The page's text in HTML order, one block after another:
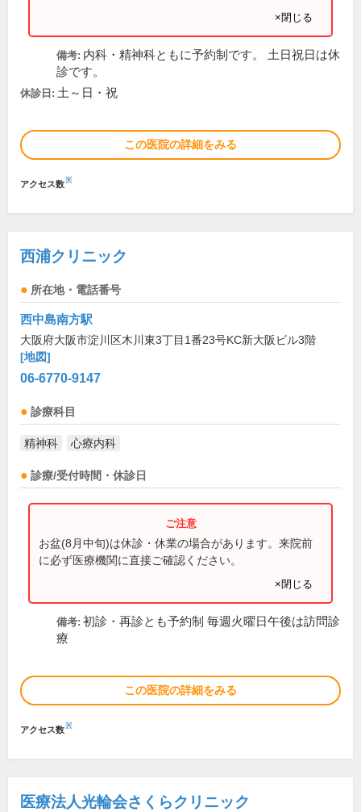
×閉じる
備考: 内科・精神科ともに予約制です。 土日祝日は休
診です。
休診日: 土～日・祝
この医院の詳細をみる
アクセス数※
西浦クリニック
所在地・電話番号
西中島南方駅
大阪府大阪市淀川区木川東3丁目1番23号KC新大阪ビル3階
[地図]
06-6770-9147
診療科目
精神科 心療内科
診療/受付時間・休診日
お盆(8月中旬)は休診・休業の場合があります。来院前
に必ず医療機関に直接ご確認ください。
×閉じる
備考: 初診・再診とも予約制 毎週火曜日午後は訪問診
療
この医院の詳細をみる
アクセス数※
医療法人光輪会さくらクリニック